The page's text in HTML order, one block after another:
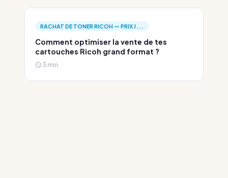
RACHAT DE TONER RICOH — PRIX J...
Comment optimiser la vente de tes
cartouches Ricoh grand format ?
3 min